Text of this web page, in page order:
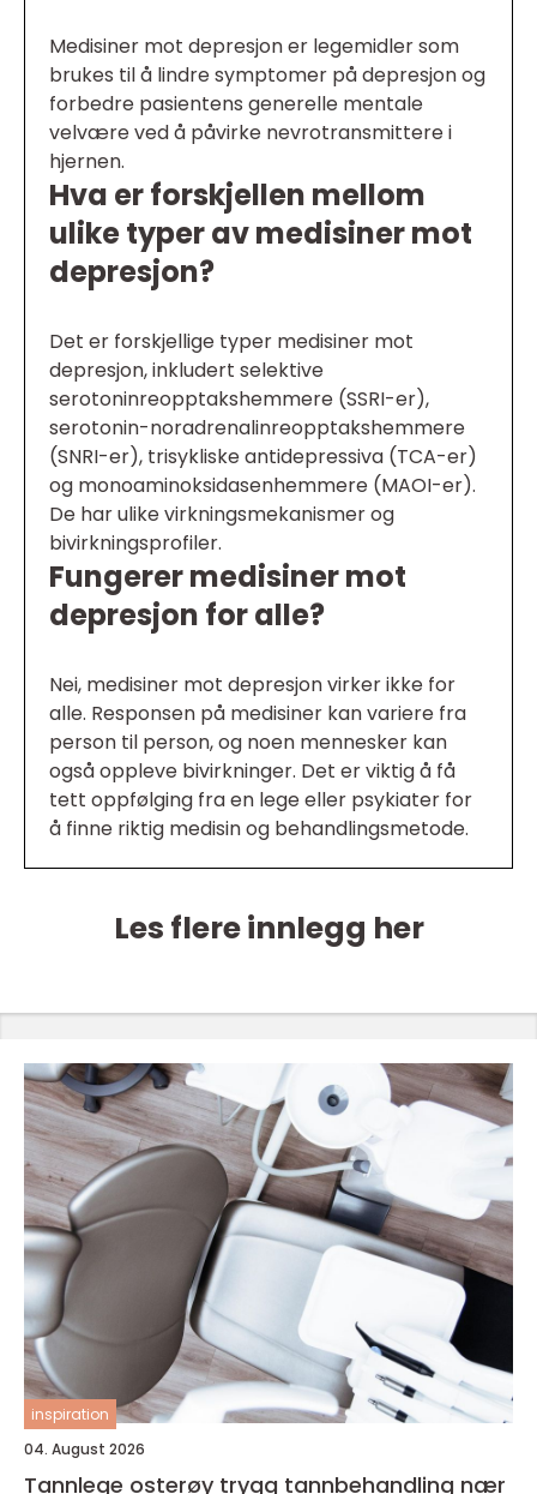
Medisiner mot depresjon er legemidler som
brukes til å lindre symptomer på depresjon og
forbedre pasientens generelle mentale
velvære ved å påvirke nevrotransmittere i
hjernen.
Hva er forskjellen mellom
ulike typer av medisiner mot
depresjon?
Det er forskjellige typer medisiner mot
depresjon, inkludert selektive
serotoninreopptakshemmere (SSRI-er),
serotonin-noradrenalinreopptakshemmere
(SNRI-er), trisykliske antidepressiva (TCA-er)
og monoaminoksidasenhemmere (MAOI-er).
De har ulike virkningsmekanismer og
bivirkningsprofiler.
Fungerer medisiner mot
depresjon for alle?
Nei, medisiner mot depresjon virker ikke for
alle. Responsen på medisiner kan variere fra
person til person, og noen mennesker kan
også oppleve bivirkninger. Det er viktig å få
tett oppfølging fra en lege eller psykiater for
å finne riktig medisin og behandlingsmetode.
Les flere innlegg her
inspiration
04. August 2026
Tannlege osterøy trygg tannbehandling nær